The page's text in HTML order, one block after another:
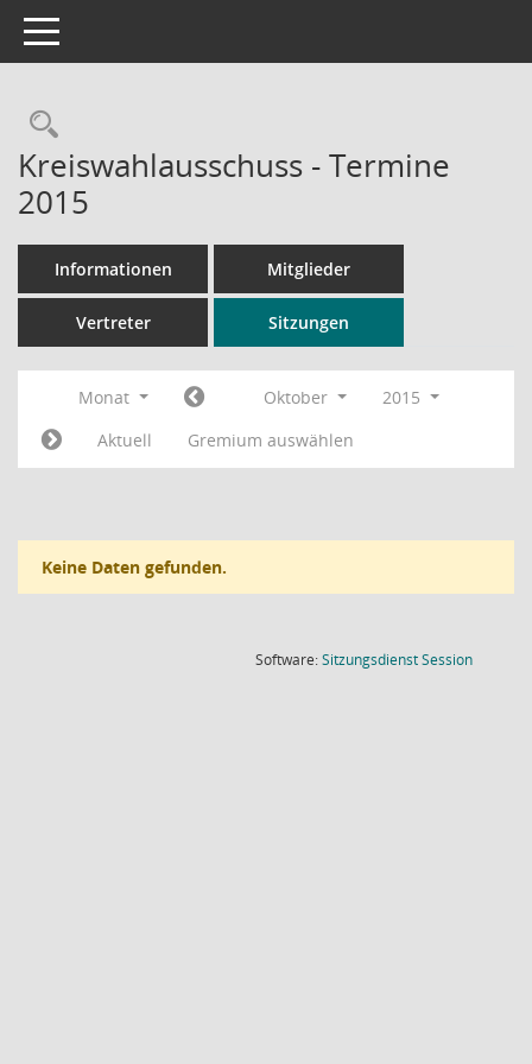
Toggle navigation
Rechercheauswahl
Kreiswahlausschuss - Termine
2015
Informationen Mitglieder
Vertreter Sitzungen
Monat Oktober
2015
Aktuell
Gremium auswählen
Keine Daten gefunden.
Software:SitzungsdienstSession(Wird in